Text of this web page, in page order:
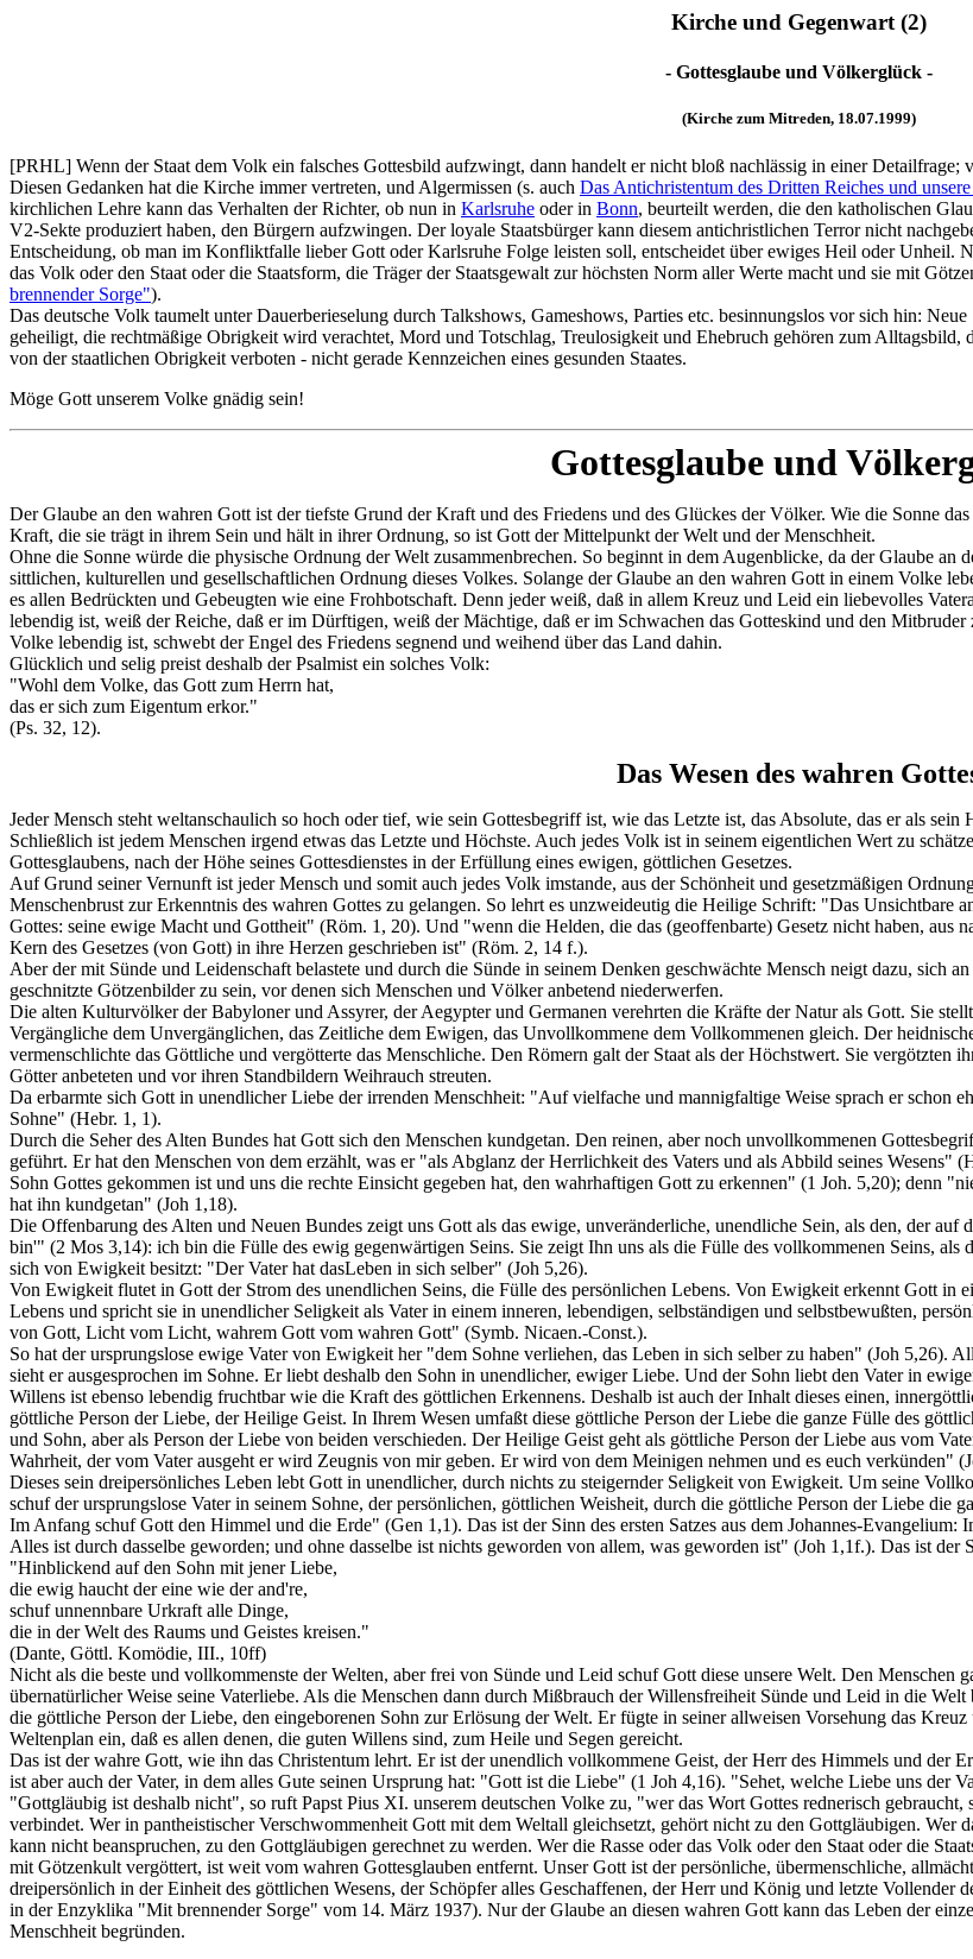
Kirche und Gegenwart (2)
- Gottesglaube und Völkerglück -
(Kirche zum Mitreden, 18.07.1999)
[PRHL] Wenn der Staat dem Volk ein falsches Gottesbild aufzwingt, dann handelt er nicht bloß nachlässig in einer Detailfrage;
Diesen Gedanken hat die Kirche immer vertreten, und Algermissen (s. auch Das Antichristentum des Dritten Reiches und
kirchlichen Lehre kann das Verhalten der Richter, ob nun in Karlsruhe oder in Bonn, beurteilt werden, die den katholischen
V2-Sekte produziert haben, den Bürgern aufzwingen. Der loyale Staatsbürger kann diesem antichristlichen Terror nicht
Entscheidung, ob man im Konfliktfalle lieber Gott oder Karlsruhe Folge leisten soll, entscheidet über ewiges Heil oder Unheil.
das Volk oder den Staat oder die Staatsform, die Träger der Staatsgewalt zur höchsten Norm aller Werte macht und sie mit
brennender Sorge").
Das deutsche Volk taumelt unter Dauerberieselung durch Talkshows, Gameshows, Parties etc. besinnungslos vor sich hin:
geheiligt, die rechtmäßige Obrigkeit wird verachtet, Mord und Totschlag, Treulosigkeit und Ehebruch gehören zum
von der staatlichen Obrigkeit verboten - nicht gerade Kennzeichen eines gesunden Staates.
Möge Gott unserem Volke gnädig sein!
Gottesglaube und
Der Glaube an den wahren Gott ist der tiefste Grund der Kraft und des Friedens und des Glückes der Völker. Wie die Sonne
Kraft, die sie trägt in ihrem Sein und hält in ihrer Ordnung, so ist Gott der Mittelpunkt der Welt und der Menschheit.
Ohne die Sonne würde die physische Ordnung der Welt zusammenbrechen. So beginnt in dem Augenblicke, da der Glaube
sittlichen, kulturellen und gesellschaftlichen Ordnung dieses Volkes. Solange der Glaube an den wahren Gott in einem Volke
es allen Bedrückten und Gebeugten wie eine Frohbotschaft. Denn jeder weiß, daß in allem Kreuz und Leid ein liebevolles
lebendig ist, weiß der Reiche, daß er im Dürftigen, weiß der Mächtige, daß er im Schwachen das Gotteskind und den
Volke lebendig ist, schwebt der Engel des Friedens segnend und weihend über das Land dahin.
Glücklich und selig preist deshalb der Psalmist ein solches Volk:
"Wohl dem Volke, das Gott zum Herrn hat,
das er sich zum Eigentum erkor."
(Ps. 32, 12).
Das Wesen des wahren
Jeder Mensch steht weltanschaulich so hoch oder tief, wie sein Gottesbegriff ist, wie das Letzte ist, das Absolute, das er als
Schließlich ist jedem Menschen irgend etwas das Letzte und Höchste. Auch jedes Volk ist in seinem eigentlichen Wert zu
Gottesglaubens, nach der Höhe seines Gottesdienstes in der Erfüllung eines ewigen, göttlichen Gesetzes.
Auf Grund seiner Vernunft ist jeder Mensch und somit auch jedes Volk imstande, aus der Schönheit und gesetzmäßigen
Menschenbrust zur Erkenntnis des wahren Gottes zu gelangen. So lehrt es unzweideutig die Heilige Schrift: "Das Unsichtbare
Gottes: seine ewige Macht und Gottheit" (Röm. 1, 20). Und "wenn die Helden, die das (geoffenbarte) Gesetz nicht haben, aus
Kern des Gesetzes (von Gott) in ihre Herzen geschrieben ist" (Röm. 2, 14 f.).
Aber der mit Sünde und Leidenschaft belastete und durch die Sünde in seinem Denken geschwächte Mensch neigt dazu, sich
geschnitzte Götzenbilder zu sein, vor denen sich Menschen und Völker anbetend niederwerfen.
Die alten Kulturvölker der Babyloner und Assyrer, der Aegypter und Germanen verehrten die Kräfte der Natur als Gott. Sie
Vergängliche dem Unvergänglichen, das Zeitliche dem Ewigen, das Unvollkommene dem Vollkommenen gleich. Der
vermenschlichte das Göttliche und vergötterte das Menschliche. Den Römern galt der Staat als der Höchstwert. Sie vergötzten
Götter anbeteten und vor ihren Standbildern Weihrauch streuten.
Da erbarmte sich Gott in unendlicher Liebe der irrenden Menschheit: "Auf vielfache und mannigfaltige Weise sprach er schon
Sohne" (Hebr. 1, 1).
Durch die Seher des Alten Bundes hat Gott sich den Menschen kundgetan. Den reinen, aber noch unvollkommenen
geführt. Er hat den Menschen von dem erzählt, was er "als Abglanz der Herrlichkeit des Vaters und als Abbild seines
Sohn Gottes gekommen ist und uns die rechte Einsicht gegeben hat, den wahrhaftigen Gott zu erkennen" (1 Joh. 5,20); denn
hat ihn kundgetan" (Joh 1,18).
Die Offenbarung des Alten und Neuen Bundes zeigt uns Gott als das ewige, unveränderliche, unendliche Sein, als den, der
bin'" (2 Mos 3,14): ich bin die Fülle des ewig gegenwärtigen Seins. Sie zeigt Ihn uns als die Fülle des vollkommenen Seins,
sich von Ewigkeit besitzt: "Der Vater hat dasLeben in sich selber" (Joh 5,26).
Von Ewigkeit flutet in Gott der Strom des unendlichen Seins, die Fülle des persönlichen Lebens. Von Ewigkeit erkennt Gott in
Lebens und spricht sie in unendlicher Seligkeit als Vater in einem inneren, lebendigen, selbständigen und selbstbewußten,
von Gott, Licht vom Licht, wahrem Gott vom wahren Gott" (Symb. Nicaen.-Const.).
So hat der ursprungslose ewige Vater von Ewigkeit her "dem Sohne verliehen, das Leben in sich selber zu haben" (Joh 5,26).
sieht er ausgesprochen im Sohne. Er liebt deshalb den Sohn in unendlicher, ewiger Liebe. Und der Sohn liebt den Vater in
Willens ist ebenso lebendig fruchtbar wie die Kraft des göttlichen Erkennens. Deshalb ist auch der Inhalt dieses einen,
göttliche Person der Liebe, der Heilige Geist. In Ihrem Wesen umfaßt diese göttliche Person der Liebe die ganze Fülle des
und Sohn, aber als Person der Liebe von beiden verschieden. Der Heilige Geist geht als göttliche Person der Liebe aus vom
Wahrheit, der vom Vater ausgeht er wird Zeugnis von mir geben. Er wird von dem Meinigen nehmen und es euch verkünden"
Dieses sein dreipersönliches Leben lebt Gott in unendlicher, durch nichts zu steigernder Seligkeit von Ewigkeit. Um seine
schuf der ursprungslose Vater in seinem Sohne, der persönlichen, göttlichen Weisheit, durch die göttliche Person der Liebe die
Im Anfang schuf Gott den Himmel und die Erde" (Gen 1,1). Das ist der Sinn des ersten Satzes aus dem Johannes-
Alles ist durch dasselbe geworden; und ohne dasselbe ist nichts geworden von allem, was geworden ist" (Joh 1,1f.). Das ist der
"Hinblickend auf den Sohn mit jener Liebe,
die ewig haucht der eine wie der and're,
schuf unnennbare Urkraft alle Dinge,
die in der Welt des Raums und Geistes kreisen."
(Dante, Göttl. Komödie, III., 10ff)
Nicht als die beste und vollkommenste der Welten, aber frei von Sünde und Leid schuf Gott diese unsere Welt. Den
übernatürlicher Weise seine Vaterliebe. Als die Menschen dann durch Mißbrauch der Willensfreiheit Sünde und Leid in die
die göttliche Person der Liebe, den eingeborenen Sohn zur Erlösung der Welt. Er fügte in seiner allweisen Vorsehung das
Weltenplan ein, daß es allen denen, die guten Willens sind, zum Heile und Segen gereicht.
Das ist der wahre Gott, wie ihn das Christentum lehrt. Er ist der unendlich vollkommene Geist, der Herr des Himmels und der
ist aber auch der Vater, in dem alles Gute seinen Ursprung hat: "Gott ist die Liebe" (1 Joh 4,16). "Sehet, welche Liebe uns der
"Gottgläubig ist deshalb nicht", so ruft Papst Pius XI. unserem deutschen Volke zu, "wer das Wort Gottes rednerisch
verbindet. Wer in pantheistischer Verschwommenheit Gott mit dem Weltall gleichsetzt, gehört nicht zu den Gottgläubigen. Wer
kann nicht beanspruchen, zu den Gottgläubigen gerechnet zu werden. Wer die Rasse oder das Volk oder den Staat oder die
mit Götzenkult vergöttert, ist weit vom wahren Gottesglauben entfernt. Unser Gott ist der persönliche, übermenschliche,
dreipersönlich in der Einheit des göttlichen Wesens, der Schöpfer alles Geschaffenen, der Herr und König und letzte
in der Enzyklika "Mit brennender Sorge" vom 14. März 1937). Nur der Glaube an diesen wahren Gott kann das Leben der
Menschheit begründen.